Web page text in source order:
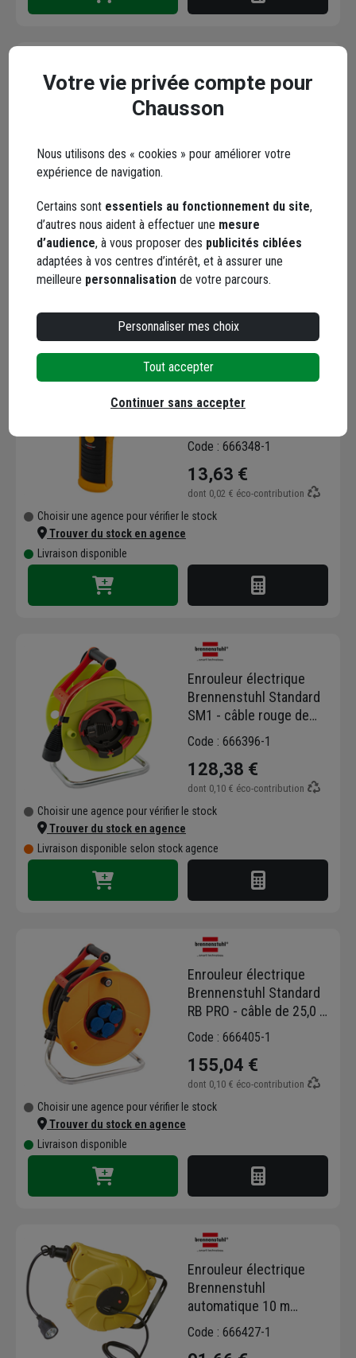
Rallonge électrique
Brennestuhl câble de
prises à clapet IP44
Code : 666448-1
Choisir une agence pour vérifier le stock
Trouver du stock en agence
Livraison disponible
Lampe portable
Brennenstuhl LED 8+1 à
crochet
Code : 666348-1
13,63 €
dont 0,02 € éco-contribution
Choisir une agence pour vérifier le stock
Trouver du stock en agence
Livraison disponible
Enrouleur électrique
Brennenstuhl Standard
SM1 - câble rouge de
50,00 M H05VV-F 3G1,5
Code : 666396-1
128,38 €
dont 0,10 € éco-contribution
Choisir une agence pour vérifier le stock
Trouver du stock en agence
Livraison disponible selon stock agence
Enrouleur électrique
Brennenstuhl Standard
RB PRO - câble de 25,0 M
H07RN-F 3G2,5 avec 4
prises IP44
Code : 666405-1
155,04 €
dont 0,10 € éco-contribution
Choisir une agence pour vérifier le stock
Trouver du stock en agence
Livraison disponible
Enrouleur électrique
Brennenstuhl
automatique 10 m
H05VV-F 3G1,5
Code : 666427-1
Votre vie privée compte pour
Chausson
Nous utilisons des « cookies » pour améliorer votre
expérience de navigation.
Certains sont essentiels au fonctionnement du site,
d’autres nous aident à effectuer une mesure
d’audience, à vous proposer des publicités ciblées
adaptées à vos centres d’intérêt, et à assurer une
meilleure personnalisation de votre parcours.
Personnaliser mes choix
Tout accepter
Continuer sans accepter